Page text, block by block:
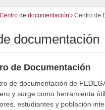
de documentación › Centro de
documentación
de Documentación
de documentación de
y surge como herramienta
estudiantes y población